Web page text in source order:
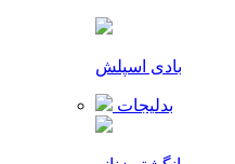
بادی اسپلش
بدلیجات